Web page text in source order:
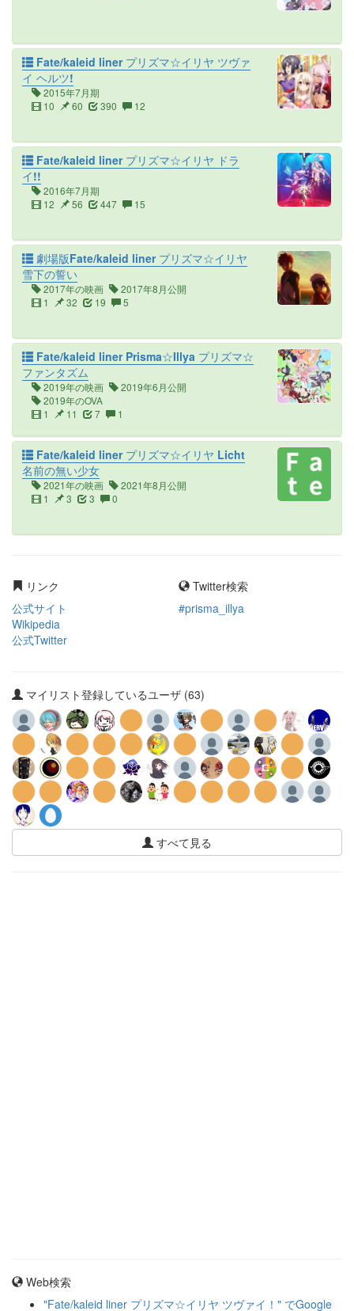
Fate/kaleid liner プリズマ☆イリヤ ツヴァ
イ ヘルツ!
2015年7月期
10
60 390 12
Fate/kaleid liner プリズマ☆イリヤ ドラ
イ!!
2016年7月期
12
56 447 15
劇場版Fate/kaleid liner プリズマ☆イリヤ
雪下の誓い
2017年の映画
2017年8月公開
1
32 19 5
Fate/kaleid liner Prisma☆Illya プリズマ☆
ファンタズム
2019年の映画
2019年6月公開
2019年のOVA
1
11 7 1
Fate/kaleid liner プリズマ☆イリヤ Licht
名前の無い少女
2021年の映画
2021年8月公開
1
3 3 0
リンク
公式サイト
Wikipedia
公式Twitter
Twitter検索
#prisma_illya
マイリスト登録しているユーザ (63)
すべて見る
Web検索
"Fate/kaleid liner プリズマ☆イリヤ ツヴァイ！" でGoogle